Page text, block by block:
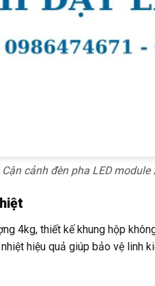
Cận cảnh đèn pha LED module
4kg, thiết kế khung hộp
hiệu quả giúp bảo vệ linh